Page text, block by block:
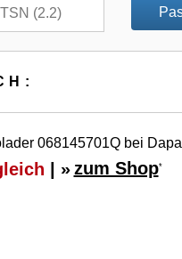
068145701Q bei
| » zum Shop*